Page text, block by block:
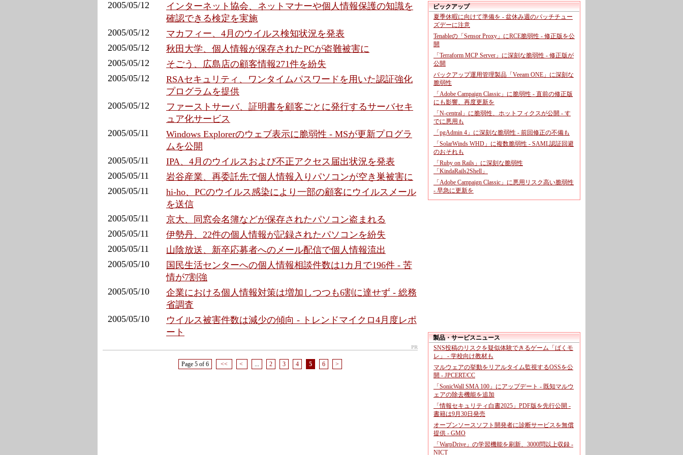
2005/05/12
インターネット協会、ネットマナーや個人情報保護の知識を
確認できる検定を実施
2005/05/12
マカフィー、4月のウイルス検知状況を発表
2005/05/12
秋田大学、個人情報が保存されたPCが盗難被害に
2005/05/12
そごう、広島店の顧客情報271件を紛失
2005/05/12
RSAセキュリティ、ワンタイムパスワードを用いた認証強化
プログラムを提供
2005/05/12
ファーストサーバ、証明書を顧客ごとに発行するサーバセキ
ュア化サービス
2005/05/11
Windows Explorerのウェブ表示に脆弱性 - MSが更新プログラ
ムを公開
2005/05/11
IPA、4月のウイルスおよび不正アクセス届出状況を発表
2005/05/11
岩谷産業、再委託先で個人情報入りパソコンが空き巣被害に
2005/05/11
hi-ho、PCのウイルス感染により一部の顧客にウイルスメール
を送信
2005/05/11
京大、同窓会名簿などが保存されたパソコン盗まれる
2005/05/11
伊勢丹、22件の個人情報が記録されたパソコンを紛失
2005/05/11
山陰放送、新卒応募者へのメール配信で個人情報流出
2005/05/10
国民生活センターへの個人情報相談件数は1カ月で196件 - 苦
情が7割強
2005/05/10
企業における個人情報対策は増加しつつも6割に達せず - 総務
省調査
2005/05/10
ウイルス被害件数は減少の傾向 - トレンドマイクロ4月度レポ
ート
PR
Page 5 of 6 << < ... 2 3 4 5 6 >
ピックアップ
夏季休暇に向けて準備を - 盆休み週のパッチチュー
ズデーに注意
Tenableの「Sensor Proxy」にRCE脆弱性 - 修正版を公
開
「Terraform MCP Server」に深刻な脆弱性 - 修正版が
公開
バックアップ運用管理製品「Veeam ONE」に深刻な
脆弱性
「Adobe Campaign Classic」に脆弱性 - 直前の修正版
にも影響、再度更新を
「N-central」に脆弱性、ホットフィクスが公開 - す
でに悪用も
「pgAdmin 4」に深刻な脆弱性 - 前回修正の不備も
「SolarWinds WHD」に複数脆弱性 - SAML認証回避
のおそれも
「Ruby on Rails」に深刻な脆弱性
「KindaRails2Shell」
「Adobe Campaign Classic」に悪用リスク高い脆弱性
- 早急に更新を
製品・サービスニュース
SNS投稿のリスクを疑似体験できるゲーム「ばくモ
レ」 - 学校向け教材も
マルウェアの挙動をリアルタイム監視するOSSを公
開 - JPCERT/CC
「SonicWall SMA 100」にアップデート - 既知マルウ
ェアの除去機能を追加
「情報セキュリティ白書2025」PDF版を先行公開 -
書籍は9月30日発売
オープンソースソフト開発者に診断サービスを無償
提供 - GMO
「WarpDrive」の学習機能を刷新、3000問以上収録 -
NICT